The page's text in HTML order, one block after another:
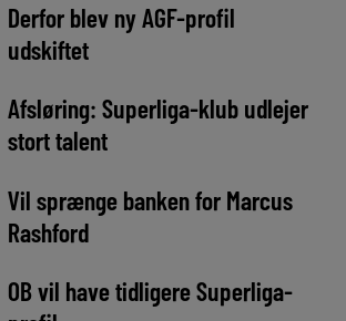
Derfor blev ny AGF-profil
udskiftet
Afsløring: Superliga-klub udlejer
stort talent
Vil sprænge banken for Marcus
Rashford
OB vil have tidligere Superliga-